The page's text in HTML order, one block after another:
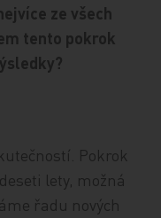
ze všech
tento pokrok
Pokrok
lety, možná
řadu nových